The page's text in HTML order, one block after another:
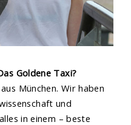
Goldene Taxi?
München. Wir haben
und
in einem – beste